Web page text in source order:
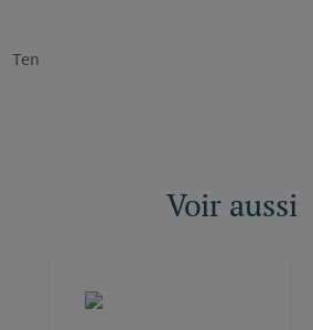
Marque
Ten
Voir aussi